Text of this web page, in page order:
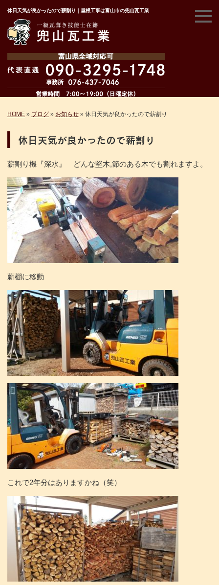
休日天気が良かったので薪割り｜屋根工事は富山市の兜山瓦工業
HOME » ブログ » お知らせ » 休日天気が良かったので薪割り
休日天気が良かったので薪割り
薪割り機『深水』 どんな堅木,節のある木でも割れますよ。
薪棚に移動
これで2年分はありますかね（笑）